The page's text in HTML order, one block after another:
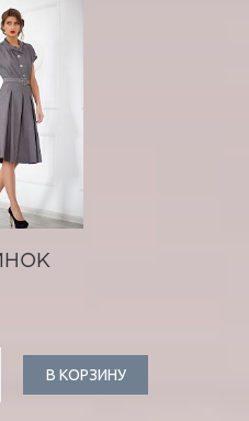
В КОРЗИНУ